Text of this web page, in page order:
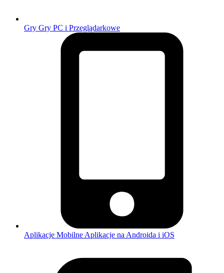
Gry Gry PC i Przeglądarkowe
Aplikacje Mobilne Aplikacje na Androida i iOS